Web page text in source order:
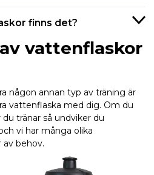
finns det?
vattenflaskor
någon annan typ av träning är
vattenflaska med dig. Om du
tränar så undviker du
vi har många olika
behov.